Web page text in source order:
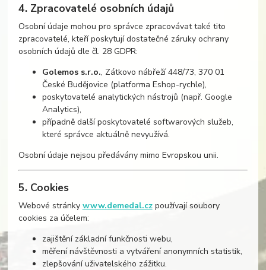
4. Zpracovatelé osobních údajů
Osobní údaje mohou pro správce zpracovávat také tito
zpracovatelé, kteří poskytují dostatečné záruky ochrany
osobních údajů dle čl. 28 GDPR:
Golemos s.r.o., Zátkovo nábřeží 448/73, 370 01
České Budějovice (platforma Eshop-rychle),
poskytovatelé analytických nástrojů (např. Google
Analytics),
případně další poskytovatelé softwarových služeb,
které správce aktuálně nevyužívá.
Osobní údaje nejsou předávány mimo Evropskou unii.
5. Cookies
Webové stránky www.demedal.czpoužívají soubory
cookies za účelem:
zajištění základní funkčnosti webu,
měření návštěvnosti a vytváření anonymních statistik,
zlepšování uživatelského zážitku.